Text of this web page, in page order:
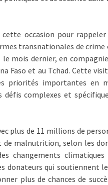
occasion pour
transnationales de crime
mois dernier, en
Faso et au Tchad. Cette
priorités importantes en
complexes et
plus de 11 millions de
malnutrition, selon les
changements
donateurs qui soutiennent
plus de chances de